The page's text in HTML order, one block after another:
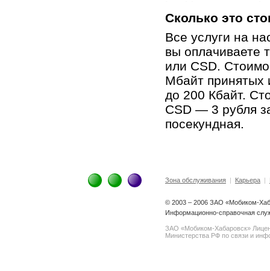
Сколько это
Все услуги на
вы оплачиваете
или CSD.
Мбайт принятых
до 200 Кбайт.
CSD — 3 рубля
посекундная.
Зона обслуживания| Карьера|
© 2003 – 2006 ЗАО «Мобиком-
Информационно-справочная
ЗАО «Мобиком-Хабаровск»
Министерства РФ по связи и